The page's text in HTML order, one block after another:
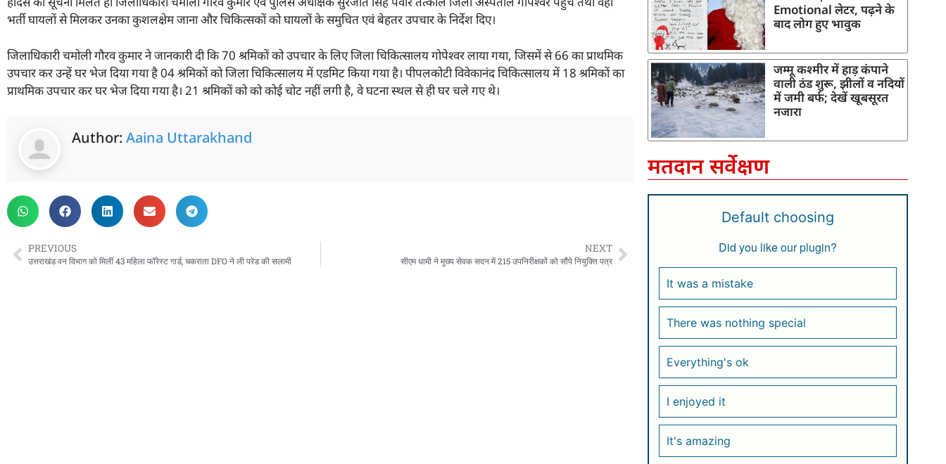
भर्ती घायलों से मिलकर उनका कुशलक्षेम जाना और चिकित्सकों को घायलों के समुचित एवं बेहतर उपचार के निर्देश दिए।
जिलाधिकारी चमोली गौरव कुमार ने जानकारी दी कि 70 श्रमिकों को उपचार के लिए जिला चिकित्सालय गोपेश्वर लाया गया, जिसमें से 66 का प्राथमिक
उपचार कर उन्हें घर भेज दिया गया है 04 श्रमिकों को जिला चिकित्सालय में एडमिट किया गया है। पीपलकोटी विवेकानंद चिकित्सालय में 18 श्रमिकों का
प्राथमिक उपचार कर घर भेज दिया गया है। 21 श्रमिकों को को कोई चोट नहीं लगी है, वे घटना स्थल से ही घर चले गए थे।
Author: Aaina Uttarakhand
PREVIOUS
उत्तराखंड वन विभाग को मिलीं 43 महिला फॉरेस्ट गार्ड, चकराता DFO ने ली परेड की सलामी
NEXT
सीएम धामी ने मुख्य सेवक सदन में 215 उपनिरीक्षकों को सौंपे नियुक्ति पत्र
Emotional लेटर, पढ़ने के
बाद लोग हुए भावुक
जम्मू कश्मीर में हाड़ कंपाने
वाली ठंड शुरू, झीलों व नदियों
में जमी बर्फ; देखें खूबसूरत
नजारा
मतदान सर्वेक्षण
Default choosing
Did you like our plugin?
It was a mistake
There was nothing special
Everything's ok
I enjoyed it
It's amazing